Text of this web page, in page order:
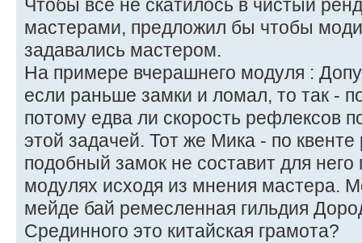
Чтобы все не скатилось в чистый
мастерами, предложил бы чтобы
задавались мастером.
На примере вчерашнего модуля :
если раньше замки и ломал, то так -
потому едва ли скорость рефлексов
этой задачей. Тот же Мика - по
подобный замок не составит для
модулях исходя из мнения мастера.
мейде бай ремесленная гильдия
Срединного это китайская грамота?